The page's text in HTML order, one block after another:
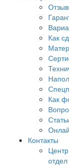
Как
Как
Контакты